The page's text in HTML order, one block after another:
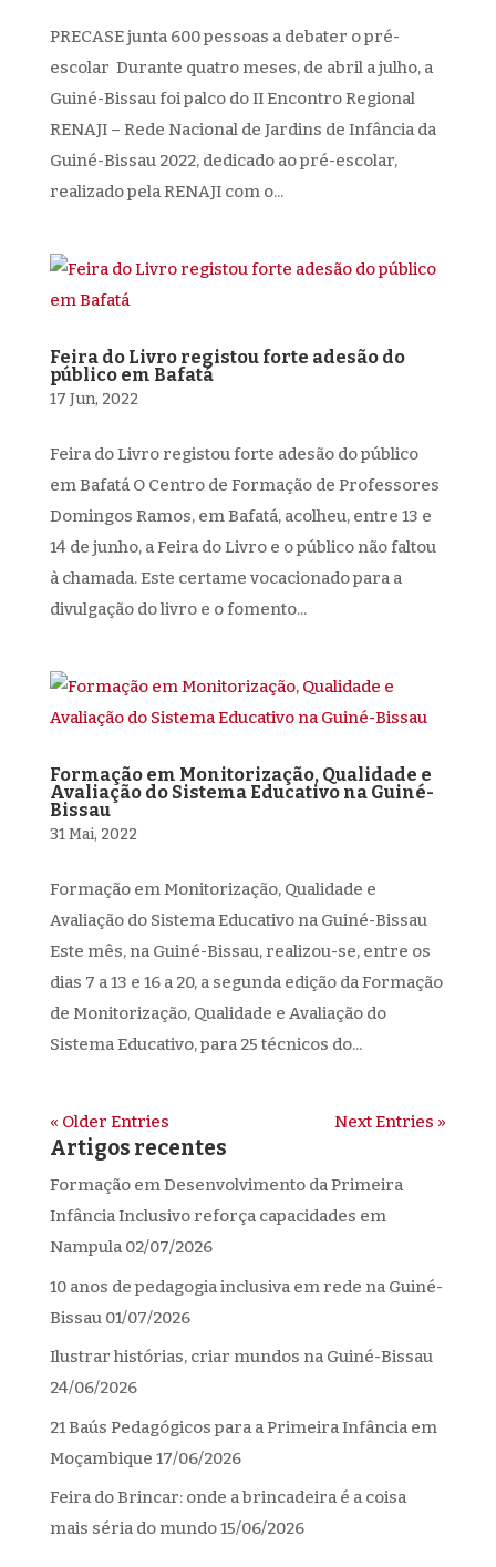
PRECASE junta 600 pessoas a debater o pré-
escolar Durante quatro meses, de abril a julho, a
Guiné-Bissau foi palco do II Encontro Regional
RENAJI – Rede Nacional de Jardins de Infância da
Guiné-Bissau 2022, dedicado ao pré-escolar,
realizado pela RENAJI com o...
Feira do Livro registou forte adesão do
público em Bafatá
17 Jun, 2022
Feira do Livro registou forte adesão do público
em Bafatá O Centro de Formação de Professores
Domingos Ramos, em Bafatá, acolheu, entre 13 e
14 de junho, a Feira do Livro e o público não faltou
à chamada. Este certame vocacionado para a
divulgação do livro e o fomento...
Formação em Monitorização, Qualidade e
Avaliação do Sistema Educativo na Guiné-
Bissau
31 Mai, 2022
Formação em Monitorização, Qualidade e
Avaliação do Sistema Educativo na Guiné-Bissau
Este mês, na Guiné-Bissau, realizou-se, entre os
dias 7 a 13 e 16 a 20, a segunda edição da Formação
de Monitorização, Qualidade e Avaliação do
Sistema Educativo, para 25 técnicos do...
« Older Entries Next Entries »
Artigos recentes
Formação em Desenvolvimento da Primeira
Infância Inclusivo reforça capacidades em
Nampula 02/07/2026
10 anos de pedagogia inclusiva em rede na Guiné-
Bissau 01/07/2026
Ilustrar histórias, criar mundos na Guiné-Bissau
24/06/2026
21 Baús Pedagógicos para a Primeira Infância em
Moçambique 17/06/2026
Feira do Brincar: onde a brincadeira é a coisa
mais séria do mundo15/06/2026